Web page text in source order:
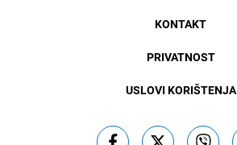
KONTAKT
PRIVATNOST
USLOVI KORIŠTENJA